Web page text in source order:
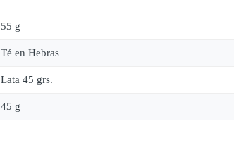
55 g
Té en Hebras
Lata 45 grs.
45 g